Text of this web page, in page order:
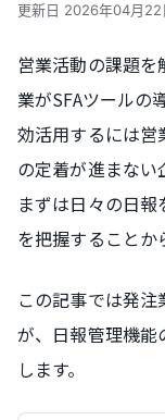
更新日 2026年04月22
営業活動の課題
業がSFAツールの
効活用するには営
の定着が進まない
まずは日々の日
を把握することか
この記事では発注
が、日報管理機能
します。